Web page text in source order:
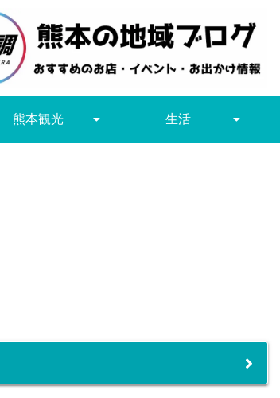
熊本観光 生活